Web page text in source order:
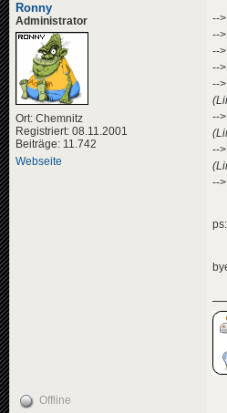
Ronny
Administrator
Ort: Chemnitz
Registriert: 08.11.2001
Beiträge: 11.742
Webseite
--
--
--
--
--
--
--
--
Offline